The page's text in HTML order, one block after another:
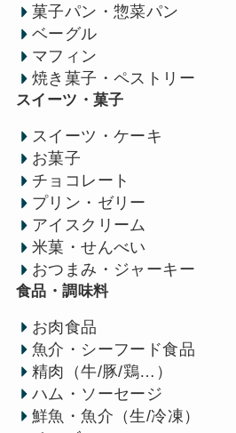
菓子パン・惣菜パン
ベーグル
マフィン
焼き菓子・ペストリー
スイーツ・菓子
スイーツ・ケーキ
お菓子
チョコレート
プリン・ゼリー
アイスクリーム
米菓・せんべい
おつまみ・ジャーキー
食品・調味料
お肉食品
魚介・シーフード食品
精肉（牛/豚/鶏…）
ハム・ソーセージ
鮮魚・魚介（生/冷凍）